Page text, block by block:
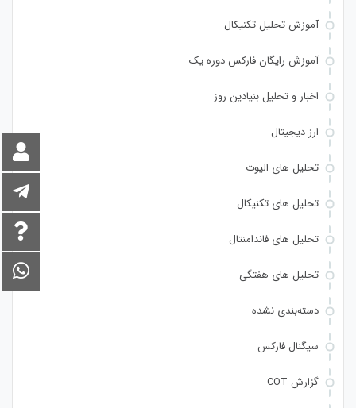
آموزش تحلیل تکنیکال
آموزش رایگان فارکس دوره یک
اخبار و تحلیل بنیادین روز
ارز دیجیتال
تحلیل های الیوت
تحلیل های تکنیکال
تحلیل های فاندامنتال
تحلیل های هفتگی
دسته‌بندی نشده
سیگنال فارکس
گزارش COT